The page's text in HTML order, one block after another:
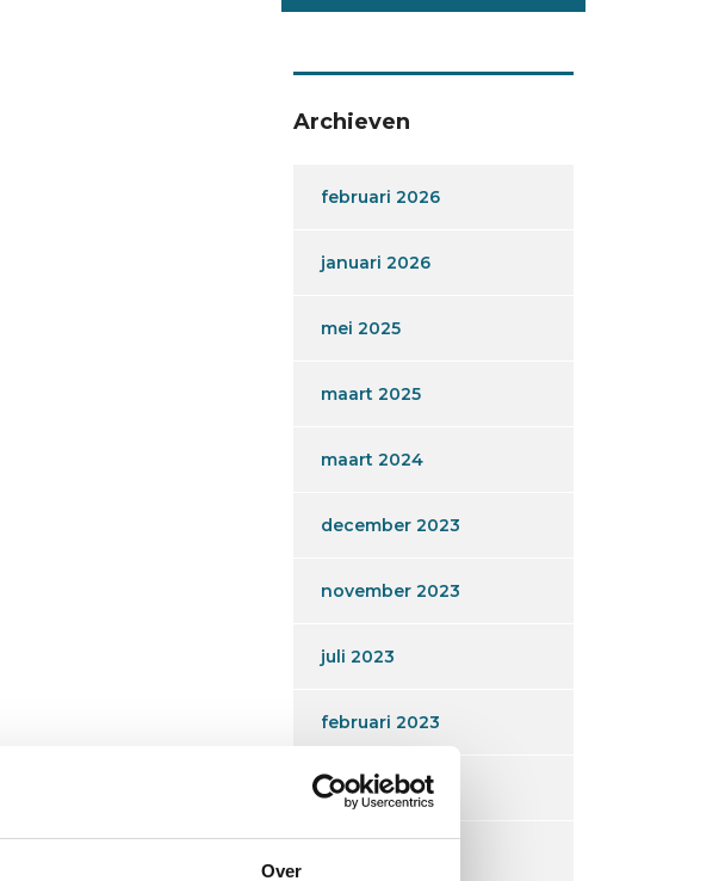
Over
Archieven
februari 2026
januari 2026
mei 2025
maart 2025
maart 2024
december 2023
november 2023
juli 2023
februari 2023
januari 2023